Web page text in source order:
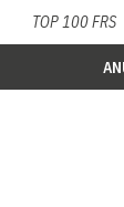
TOP 100 FRS